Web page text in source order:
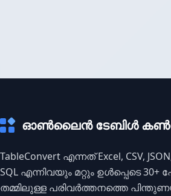
ഓൺലൈൻ ടേബിൾ
TableConvert എന്നത് Excel, CSV,
SQL എന്നിവയും മറ്റും ഉൾപ്പെടെ
തമ്മിലുള്ള പരിവർത്തനത്തെ